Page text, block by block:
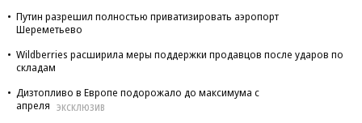
Путин разрешил полностью приватизировать аэропорт
Шереметьево
Wildberries расширила меры поддержки продавцов после ударов по
складам
Дизтопливо в Европе подорожало до максимума с
апреля
ЭКСКЛЮЗИВ